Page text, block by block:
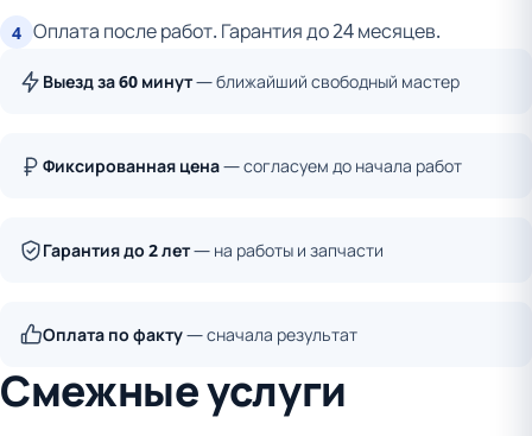
4 Оплата после работ. Гарантия до 24 месяцев.
Выезд за 60 минут— ближайший свободный мастер
Фиксированная цена— согласуем до начала работ
Гарантия до 2 лет— на работы и запчасти
Оплата по факту— сначала результат
Смежные услуги